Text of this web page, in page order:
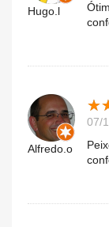
Hugo.l
Alfredo.o
★
★
07/